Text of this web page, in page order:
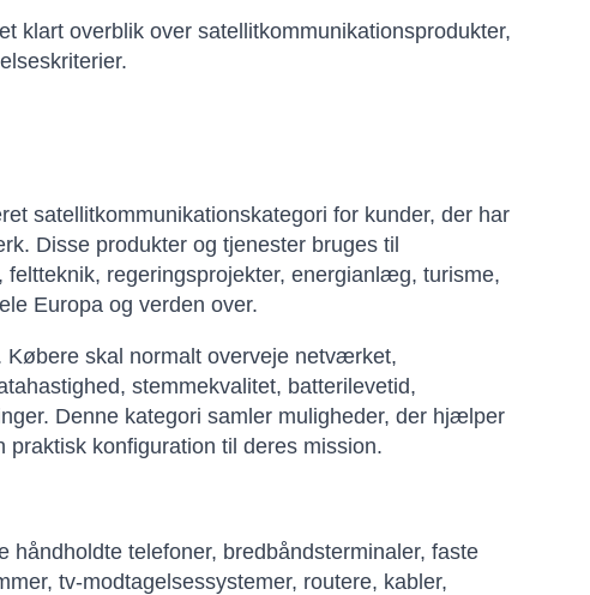
klart overblik over satellitkommunikationsprodukter,
satellitkommunikationskategori for kunder, der har
Disse produkter og tjenester bruges til
regeringsprojekter, energianlæg, turisme,
Europa og verden over.
skal normalt overveje netværket,
stemmekvalitet, batterilevetid,
Denne kategori samler muligheder, der hjælper
konfiguration til deres mission.
telefoner, bredbåndsterminaler, faste
tv-modtagelsessystemer, routere, kabler,